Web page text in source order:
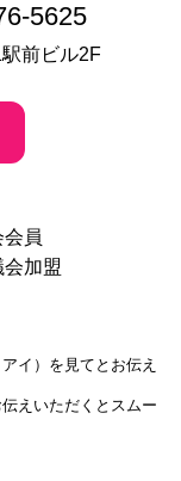
5625
前ビル2F
員
加盟
イ）を見てとお伝え
えいただくとスムー